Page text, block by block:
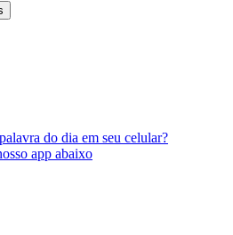
do dia em seu celular?
app abaixo